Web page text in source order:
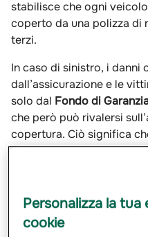
stabilisce che ogni
coperto da una polizza di
terzi.
In caso di sinistro, i danni
dall’assicurazione e le
solo dal Fondo di
che però può rivalersi
copertura. Ciò significa
rimborsare
impatto economico
Non finisce qui perché,
pesanti sanzioni: multa,
e sequestro del veicolo. Il
Personalizza la tua
cookie